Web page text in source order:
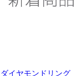
イヤモンドリング